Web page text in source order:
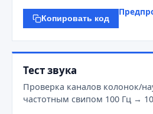
Копировать код
Тест звука
Проверка каналов колонок/
частотным свипом 100 Гц →